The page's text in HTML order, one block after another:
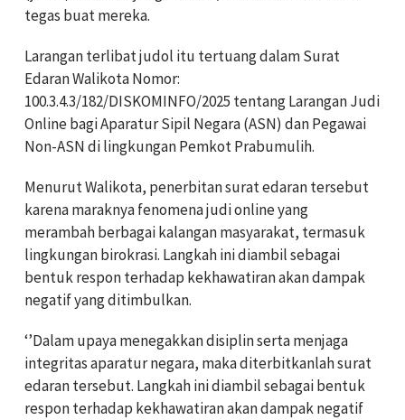
tegas buat mereka.
Larangan terlibat judol itu tertuang dalam Surat
Edaran Walikota Nomor:
100.3.4.3/182/DISKOMINFO/2025 tentang Larangan Judi
Online bagi Aparatur Sipil Negara (ASN) dan Pegawai
Non-ASN di lingkungan Pemkot Prabumulih.
Menurut Walikota, penerbitan surat edaran tersebut
karena maraknya fenomena judi online yang
merambah berbagai kalangan masyarakat, termasuk
lingkungan birokrasi. Langkah ini diambil sebagai
bentuk respon terhadap kekhawatiran akan dampak
negatif yang ditimbulkan.
‘’Dalam upaya menegakkan disiplin serta menjaga
integritas aparatur negara, maka diterbitkanlah surat
edaran tersebut. Langkah ini diambil sebagai bentuk
respon terhadap kekhawatiran akan dampak negatif